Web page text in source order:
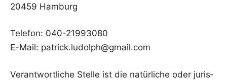
20459 Ham­burg
Tele­fon: 040-21993080
E-Mail: patrick.ludolph@gmail.com
Ver­ant­wort­li­che Stel­le ist die natür­li­che oder juris­